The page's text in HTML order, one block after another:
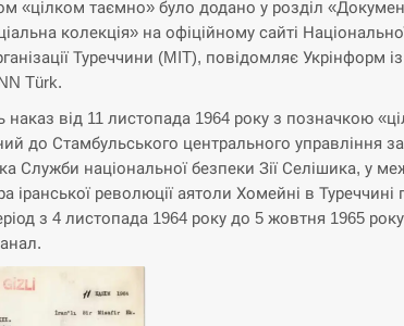
«цілком таємно» було додано у розділ
колекція» на офіційному сайті
Туреччини (MIT), повідомляє Укрінформ із
Türk.
наказ від 11 листопада 1964 року з позначкою
до Стамбульського центрального управління за
Служби національної безпеки Зії Селішика, у
іранської революції аятоли Хомейні в Туреччині
з 4 листопада 1964 року до 5 жовтня 1965